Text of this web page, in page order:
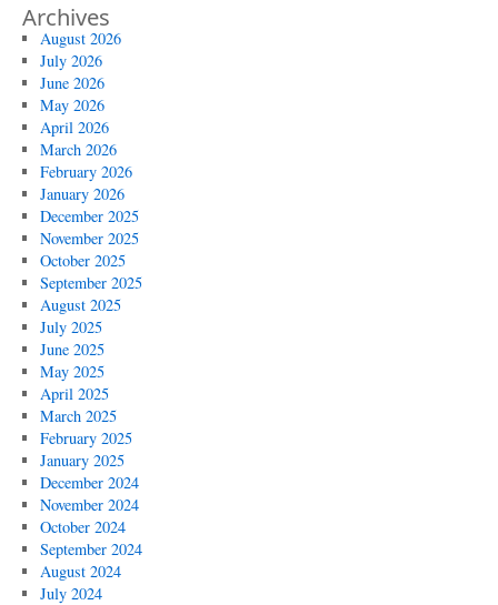
Archives
August 2026
July 2026
June 2026
May 2026
April 2026
March 2026
February 2026
January 2026
December 2025
November 2025
October 2025
September 2025
August 2025
July 2025
June 2025
May 2025
April 2025
March 2025
February 2025
January 2025
December 2024
November 2024
October 2024
September 2024
August 2024
July 2024